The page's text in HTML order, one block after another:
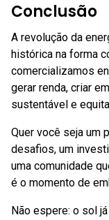
Conclusão
A revolução da
histórica na forma
comercializamos
gerar renda, criar
sustentável e
Quer você seja um
desafios, um
uma comunidade
é o momento de
Não espere: o sol